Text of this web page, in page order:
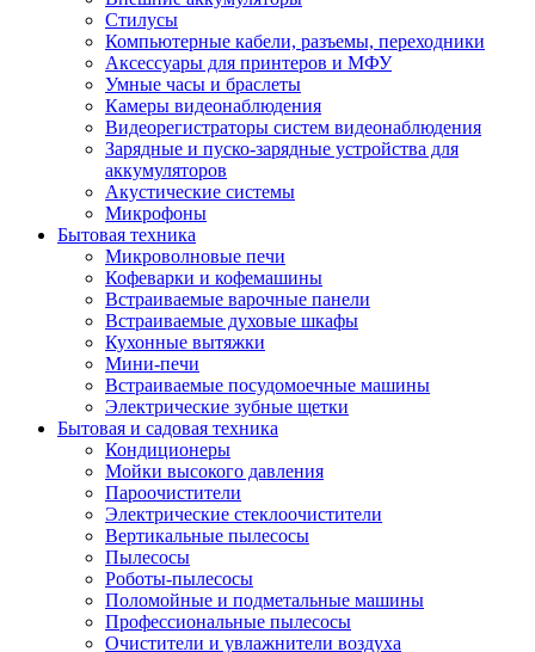
Стилусы
Компьютерные кабели, разъемы, переходники
Аксессуары для принтеров и МФУ
Умные часы и браслеты
Камеры видеонаблюдения
Видеорегистраторы систем видеонаблюдения
Зарядные и пуско-зарядные устройства для
аккумуляторов
Акустические системы
Микрофоны
Бытовая техника
Микроволновые печи
Кофеварки и кофемашины
Встраиваемые варочные панели
Встраиваемые духовые шкафы
Кухонные вытяжки
Мини-печи
Встраиваемые посудомоечные машины
Электрические зубные щетки
Бытовая и садовая техника
Кондиционеры
Мойки высокого давления
Пароочистители
Электрические стеклоочистители
Вертикальные пылесосы
Пылесосы
Роботы-пылесосы
Поломойные и подметальные машины
Профессиональные пылесосы
Очистители и увлажнители воздуха